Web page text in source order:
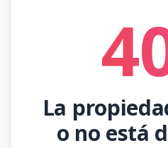
La
o no está